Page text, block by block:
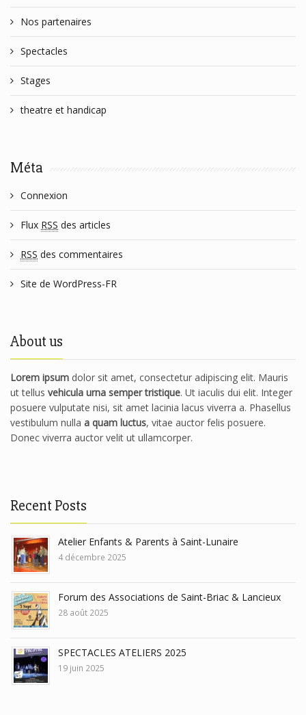
Nos partenaires
Spectacles
Stages
theatre et handicap
Méta
Connexion
Flux RSS des articles
RSS des commentaires
Site de WordPress-FR
About us
Lorem ipsum dolor sit amet, consectetur adipiscing elit. Mauris
ut tellus vehicula urna semper tristique. Ut iaculis dui elit. Integer
posuere vulputate nisi, sit amet lacinia lacus viverra a. Phasellus
vestibulum nulla a quam luctus, vitae auctor felis posuere.
Donec viverra auctor velit ut ullamcorper.
Recent Posts
Atelier Enfants & Parents à Saint-Lunaire
4 décembre 2025
Forum des Associations de Saint-Briac & Lancieux
28 août 2025
SPECTACLES ATELIERS 2025
19 juin 2025